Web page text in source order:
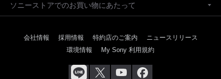
ソニーストアでのお買い物にあたって
会社情報 採用情報 特約店のご案内
ニュースリリース
環境情報
My Sony 利用規約